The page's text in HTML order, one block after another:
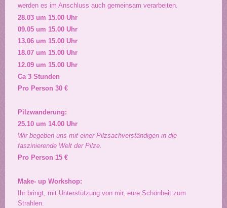
werden es im Anschluss auch gemeinsam verarbeiten.
28.03 um 15.00 Uhr
09.05 um 15.00 Uhr
13.06 um 15.00 Uhr
18.07 um 15.00 Uhr
12.09 um 15.00 Uhr
Ca 3 Stunden
Pro Person 30 €
Pilzwanderung:
25.10 um 14.00 Uhr
Wir begeben uns mit einer Pilzsachverständigen in die
faszinierende Welt der Pilze.
Pro Person 15 €
Make- up Workshop:
Ihr bringt, mit Unterstützung von mir, eure Schönheit zum
Strahlen.